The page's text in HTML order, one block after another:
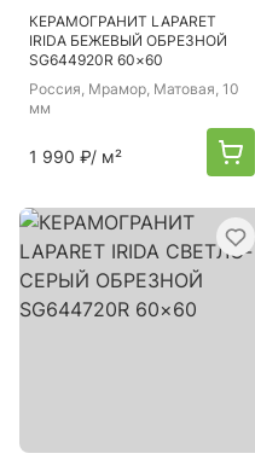
КЕРАМОГРАНИТ LAPARET
IRIDA БЕЖЕВЫЙ ОБРЕЗНОЙ
SG644920R 60×60
Россия, Мрамор, Матовая, 10
мм
1 990 ₽/ м²